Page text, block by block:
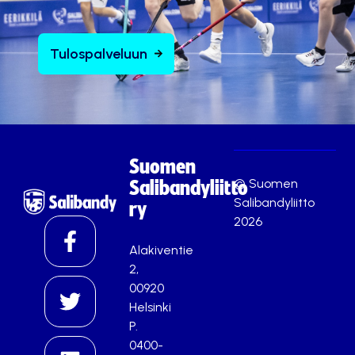
Tulospalveluun
Suomen
Salibandyliitto
ry
Alakiventie
2,
00920
Helsinki
P.
0400-
© Suomen
Salibandyliitto
2026